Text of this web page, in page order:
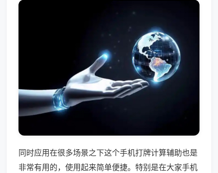
同时应用在很多场景之下这个手机打牌计算辅助也是
非常有用的，使用起来简单便捷。特别是在大家手机